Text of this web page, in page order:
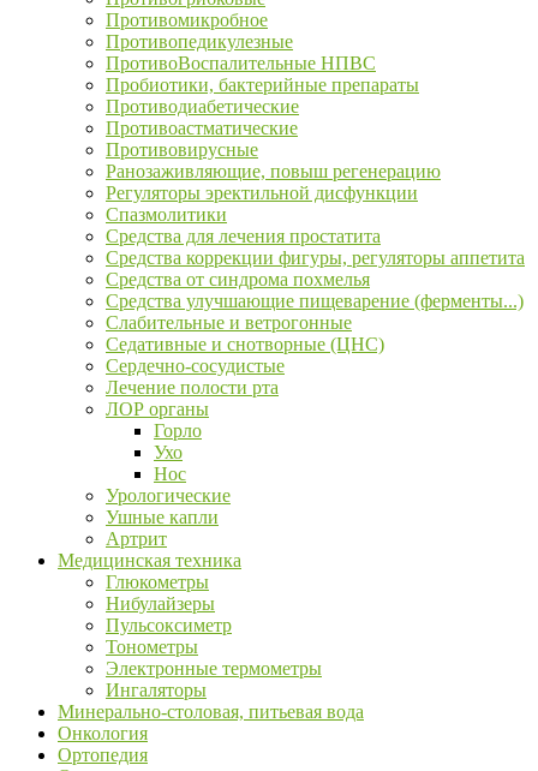
Противомикробное
Противопедикулезные
ПротивоВоспалительные НПВС
Пробиотики, бактерийные препараты
Противодиабетические
Противоастматические
Противовирусные
Ранозаживляющие, повыш регенерацию
Регуляторы эректильной дисфункции
Спазмолитики
Средства для лечения простатита
Средства коррекции фигуры, регуляторы аппетита
Средства от синдрома похмелья
Средства улучшающие пищеварение (ферменты...)
Слабительные и ветрогонные
Седативные и снотворные (ЦНС)
Сердечно-сосудистые
Лечение полости рта
ЛОР органы
Горло
Ухо
Нос
Урологические
Ушные капли
Артрит
Медицинская техника
Глюкометры
Нибулайзеры
Пульсоксиметр
Тонометры
Электронные термометры
Ингаляторы
Минерально-столовая, питьевая вода
Онкология
Ортопедия